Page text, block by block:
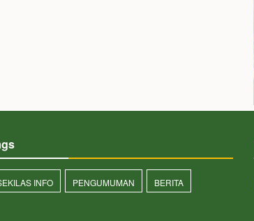
INFO PENGUMUMAN BERITA